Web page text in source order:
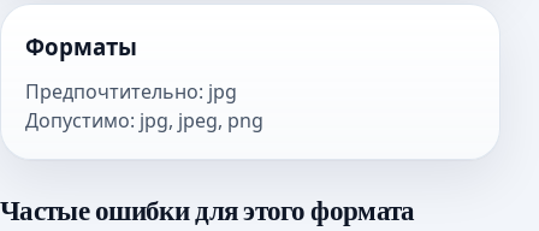
Форматы
Предпочтительно: jpg
Допустимо: jpg, jpeg, png
Частые ошибки для этого формата